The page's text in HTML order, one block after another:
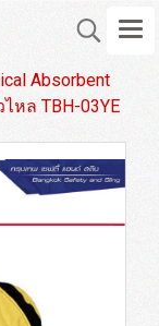
Absorbent
หล TBH-03YE